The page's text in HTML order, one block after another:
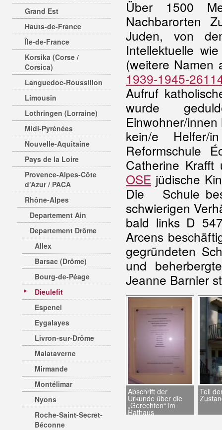
Grand Est
Hauts-de-France
Île-de-France
Korsika (Corse /
Corsica)
Languedoc-Roussillon
Limousin
Lothringen (Lorraine)
Midi-Pyrénées
Nouvelle-Aquitaine
Pays de la Loire
Provence-Alpes-Côte
d’Azur / PACA
Rhône-Alpes
Departement Ain
Departement Drôme
Allex
Barsac (Drôme)
Bourg-de-Péage
Dieulefit
Espenel
Eygalayes
Livron-sur-Drôme
Malataverne
Mirmande
Montélimar
Nyons
Roche-Saint-Secret-
Béconne
Über 1500
Nachbarorten
Juden, von
Intellektuelle
(weitere
1939-1945-
Aufruf
wurde
Einwohner/
kein/e Helfer/
Reformschule
Catherine
OSE jüdische
Die Schule
schwierigen
bald links D
Arcens
gegründeten
und
Jeanne Barnier
Abschrift der
Urkunde über die
„Gerechten“ im
Rathaus
Teil